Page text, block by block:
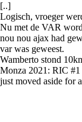
[..]
Logisch, vroeger
Nu met de VAR
nou nou ajax had
var was geweest.
Wamberto stond
Monza 2021: RIC
just moved aside for